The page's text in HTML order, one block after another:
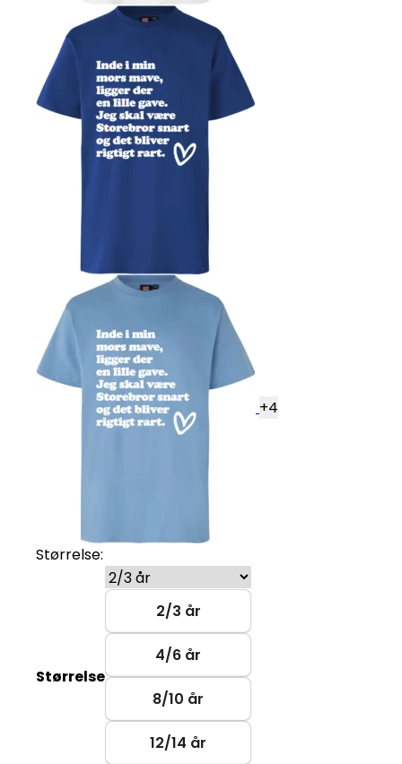
+4
Størrelse:
Størrelse
2/3 år
4/6 år
8/10 år
12/14 år